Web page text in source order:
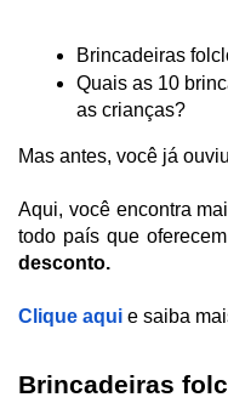
Brincadeiras
Quais as 10
as crianças?
Mas antes, você já
Aqui, você encontra
todo país que
desconto.
Clique aqui e saiba
Brincadeiras